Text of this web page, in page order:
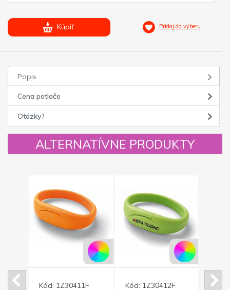
Kúpiť Pridaj do výberu
Popis
Cena potlače
Otázky?
ALTERNATÍVNE PRODUKTY
Kód: 1Z30411F
Kód: 1Z30412F
Kód: